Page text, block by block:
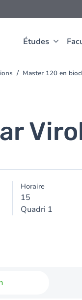
Études
Master 120 en
Horaire
15
Quadri 1